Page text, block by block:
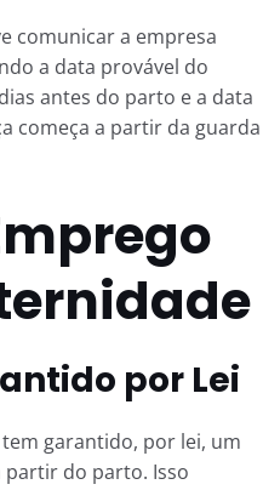
comunicar a empresa
a data provável do
antes do parto e a data
começa a partir da guarda
por Lei
garantido, por lei, um
do parto. Isso